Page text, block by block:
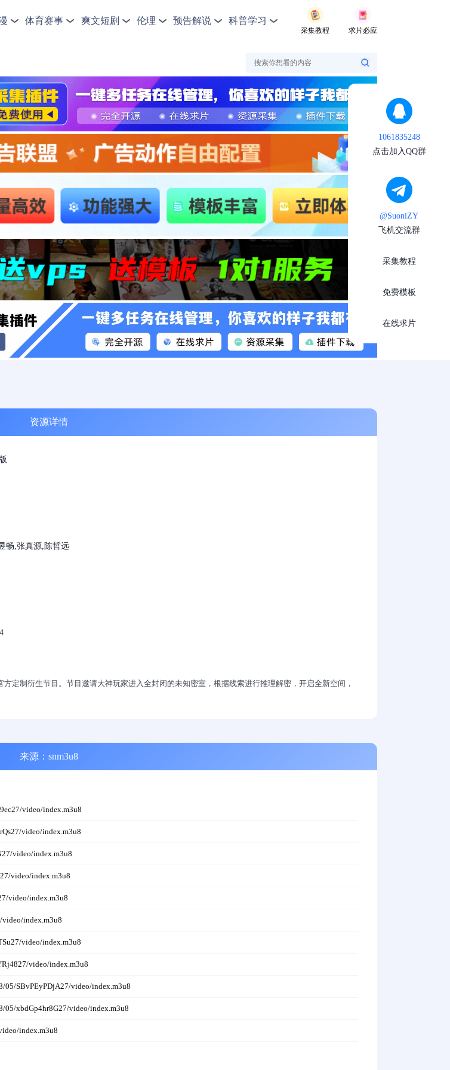
体育赛事 爽文短剧 伦理 预告解说 科普学习
采集教程 求片必应
资源详情
畅,张真源,陈哲远
定制衍生节目。节目邀请大神玩家进入全封闭的未知密室，根据线索进行推理解密，开启全新空间，
来源：snm3u8
video/index.m3u8
video/index.m3u8
video/index.m3u8
video/index.m3u8
video/index.m3u8
index.m3u8
video/index.m3u8
video/index.m3u8
05/SBvPEyPDjA27/video/index.m3u8
05/xbdGp4hr8G27/video/index.m3u8
index.m3u8
1061835248
点击加入QQ群
@SuoniZY
飞机交流群
采集教程
免费模板
在线求片